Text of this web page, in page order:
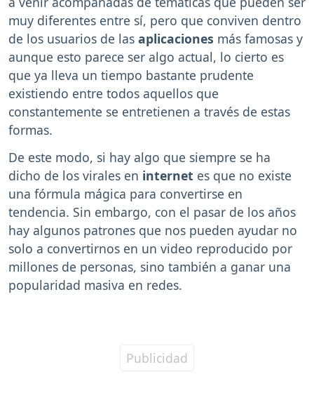
muy diferentes entre sí, pero que conviven dentro
de los usuarios de las aplicaciones más famosas y
aunque esto parece ser algo actual, lo cierto es
que ya lleva un tiempo bastante prudente
existiendo entre todos aquellos que
constantemente se entretienen a través de estas
formas.
De este modo, si hay algo que siempre se ha
dicho de los virales en internet es que no existe
una fórmula mágica para convertirse en
tendencia. Sin embargo, con el pasar de los años
hay algunos patrones que nos pueden ayudar no
solo a convertirnos en un video reproducido por
millones de personas, sino también a ganar una
popularidad masiva en redes.